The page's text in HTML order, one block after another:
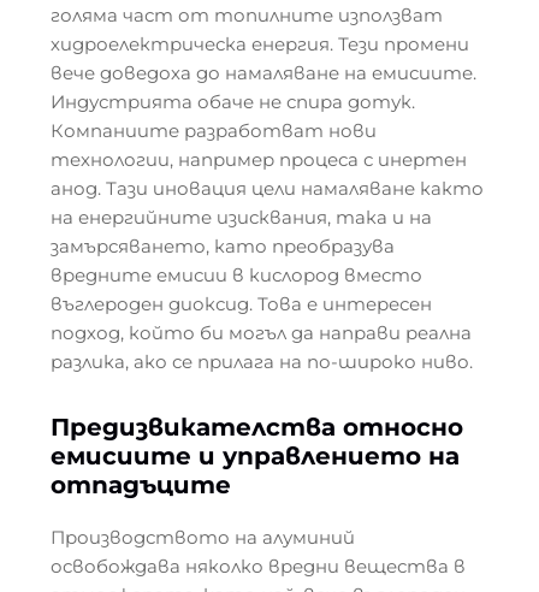
голяма част от топилните използват
хидроелектрическа енергия. Тези промени
вече доведоха до намаляване на емисиите.
Индустрията обаче не спира дотук.
Компаниите разработват нови
технологии, например процеса с инертен
анод. Тази иновация цели намаляване както
на енергийните изисквания, така и на
замърсяването, като преобразува
вредните емисии в кислород вместо
въглероден диоксид. Това е интересен
подход, който би могъл да направи реална
разлика, ако се прилага на по-широко ниво.
Предизвикателства относно
емисиите и управлението на
отпадъците
Производството на алуминий
освобождава няколко вредни вещества в